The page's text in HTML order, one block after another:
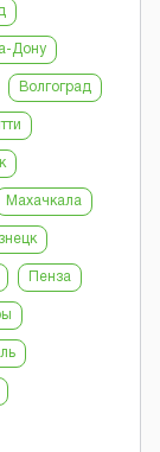
Дону
Волгоград
Махачкала
Пенза